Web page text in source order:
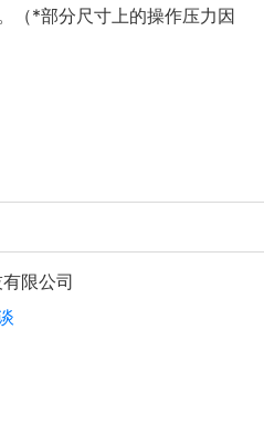
（*部分尺寸上的操作压力因
限公司